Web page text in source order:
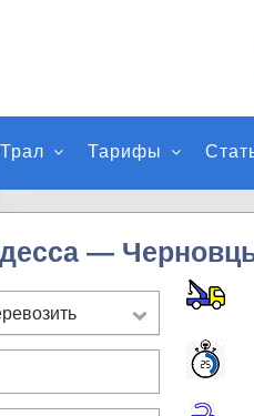
к
п
о
а
й
у
Трал Тарифы
—